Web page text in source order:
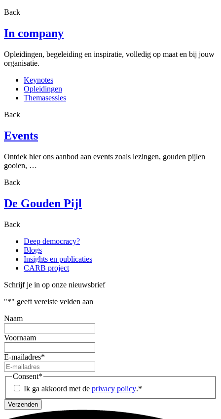
Back
In company
Opleidingen, begeleiding en inspiratie, volledig op maat en bij jouw
organisatie.
Keynotes
Opleidingen
Themasessies
Back
Events
Ontdek hier ons aanbod aan events zoals lezingen, gouden pijlen
gooien, …
Back
De Gouden Pijl
Back
Deep democracy?
Blogs
Insights en publicaties
CARB project
Schrijf je in op onze nieuwsbrief
"*" geeft vereiste velden aan
Naam
Voornaam
E-mailadres*
Consent*
Ik ga akkoord met de privacy policy.*
Verzenden